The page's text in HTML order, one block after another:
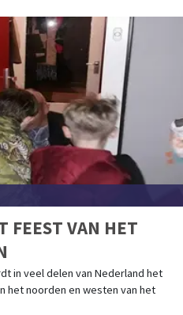
FEEST VAN HET
in veel delen van Nederland het
het noorden en westen van het